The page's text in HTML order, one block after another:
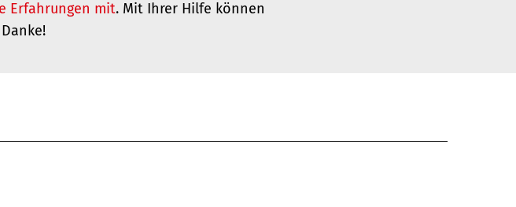
Erfahrungen mit. Mit Ihrer Hilfe können